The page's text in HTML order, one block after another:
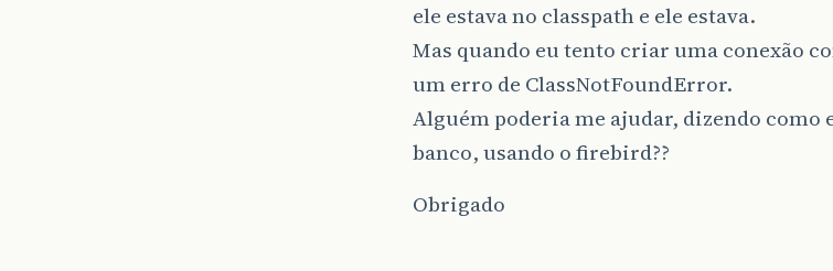
ele estava no classpath e ele estava.
Mas quando eu tento criar uma conexão
um erro de ClassNotFoundError.
Alguém poderia me ajudar, dizendo como
banco, usando o firebird??
Obrigado